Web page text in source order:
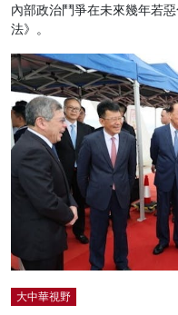
內部政治鬥爭在未來幾年若
法》。
大中華視野